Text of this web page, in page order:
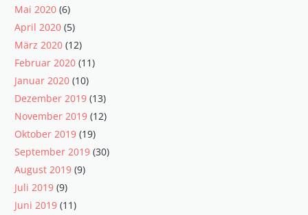
Mai 2020 (6)
April 2020 (5)
März 2020 (12)
Februar 2020 (11)
Januar 2020 (10)
Dezember 2019 (13)
November 2019 (12)
Oktober 2019 (19)
September 2019 (30)
August 2019 (9)
Juli 2019 (9)
Juni 2019 (11)